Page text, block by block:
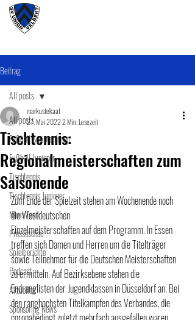
Beitrag
All posts
Fußball SeniorenInnen
Fußball Junioner
Tischtennis
Tischtennis Junioner
News Feed
Presseschau
Spielberichte
Podcast
Aktuelles
Sponsoring News
All posts
Tischtennis:
Regionalmeisterschaften zum
Saisonende
markustekaat
27. Mai 20222 Min. Lesezeit
Zum Ende der Spielzeit stehen am Wochenende noch
die Westdeutschen
Einzelmeisterschaften auf dem Programm. In Essen
treffen sich Damen und Herren um die Titelträger
sowie Teilnehmer für die Deutschen Meisterschaften
zu ermitteln. Auf Bezirksebene stehen die
Endranglisten der Jugendklassen in Düsseldorf an. Bei
den ranghöchsten Titelkämpfen des Verbandes, die